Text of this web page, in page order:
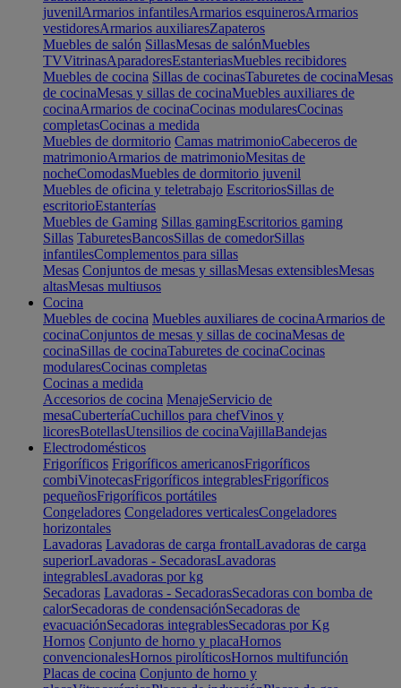
juvenilArmarios infantilesArmarios esquinerosArmarios
vestidoresArmarios auxiliaresZapateros
Muebles de salón SillasMesas de salónMuebles
TVVitrinasAparadoresEstanteriasMuebles recibidores
Muebles de cocina Sillas de cocinasTaburetes de cocinaMesas
de cocinaMesas y sillas de cocinaMuebles auxiliares de
cocinaArmarios de cocinaCocinas modularesCocinas
completasCocinas a medida
Muebles de dormitorio Camas matrimonioCabeceros de
matrimonioArmarios de matrimonioMesitas de
nocheComodasMuebles de dormitorio juvenil
Muebles de oficina y teletrabajo EscritoriosSillas de
escritorioEstanterías
Muebles de Gaming Sillas gamingEscritorios gaming
Sillas TaburetesBancosSillas de comedorSillas
infantilesComplementos para sillas
Mesas Conjuntos de mesas y sillasMesas extensiblesMesas
altasMesas multiusos
Cocina
Muebles de cocina Muebles auxiliares de cocinaArmarios de
cocinaConjuntos de mesas y sillas de cocinaMesas de
cocinaSillas de cocinaTaburetes de cocinaCocinas
modularesCocinas completas
Cocinas a medida
Accesorios de cocina MenajeServicio de
mesaCuberteríaCuchillos para chefVinos y
licoresBotellasUtensilios de cocinaVajillaBandejas
Electrodomésticos
Frigoríficos Frigoríficos americanosFrigoríficos
combiVinotecasFrigoríficos integrablesFrigoríficos
pequeñosFrigoríficos portátiles
Congeladores Congeladores verticalesCongeladores
horizontales
Lavadoras Lavadoras de carga frontalLavadoras de carga
superiorLavadoras - SecadorasLavadoras
integrablesLavadoras por kg
Secadoras Lavadoras - SecadorasSecadoras con bomba de
calorSecadoras de condensaciónSecadoras de
evacuaciónSecadoras integrablesSecadoras por Kg
Hornos Conjunto de horno y placaHornos
convencionalesHornos pirolíticosHornos multifunción
Placas de cocina Conjunto de horno y